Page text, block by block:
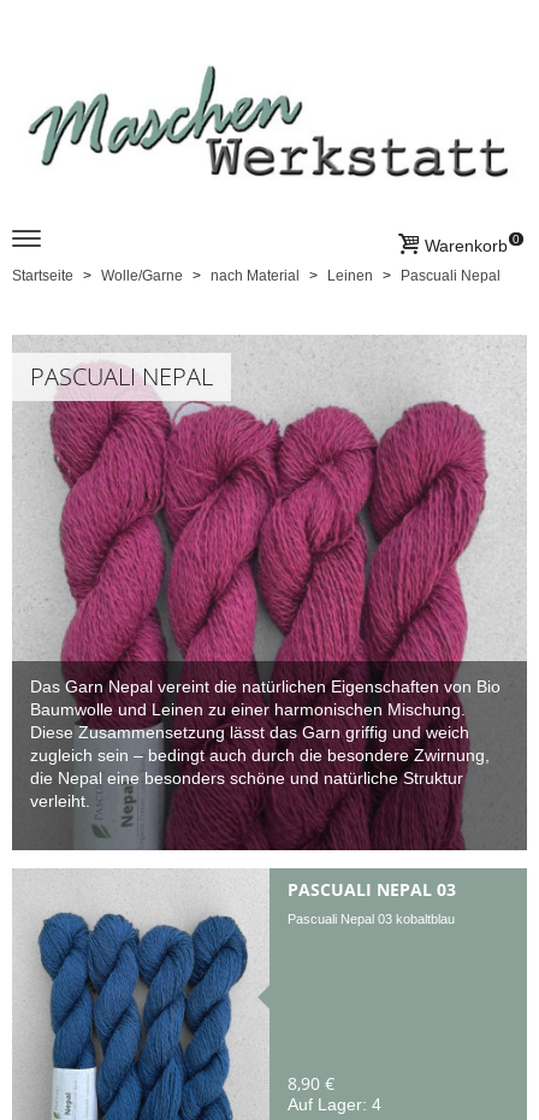
Warenkorb 0
Startseite Wolle/Garne nach Material Leinen Pascuali Nepal
PASCUALI NEPAL
Das Garn Nepal vereint die natürlichen Eigenschaften von Bio
Baumwolle und Leinen zu einer harmonischen Mischung.
Diese Zusammensetzung lässt das Garn griffig und weich
zugleich sein – bedingt auch durch die besondere Zwirnung,
die Nepal eine besonders schöne und natürliche Struktur
verleiht.
PASCUALI NEPAL 03
Pascuali Nepal 03 kobaltblau
8,90 €
Auf Lager: 4